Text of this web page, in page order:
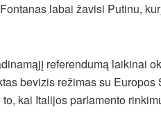
labai žavisi Putinu,
referendumą laikinai
bevizis režimas su
kai Italijos parlamento